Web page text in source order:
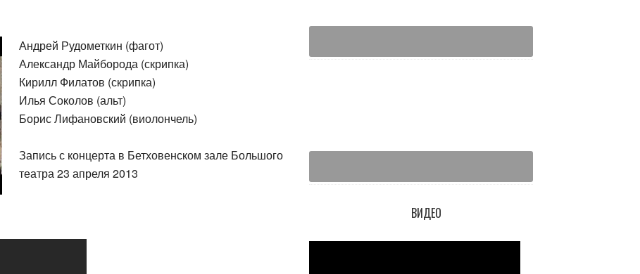
Андрей Рудометкин (фагот)
Александр Майборода (скрипка)
Кирилл Филатов (скрипка)
Илья Соколов (альт)
Борис Лифановский (виолончель)
Запись с концерта в Бетховенском зале Большого
театра 23 апреля 2013
ВИДЕО